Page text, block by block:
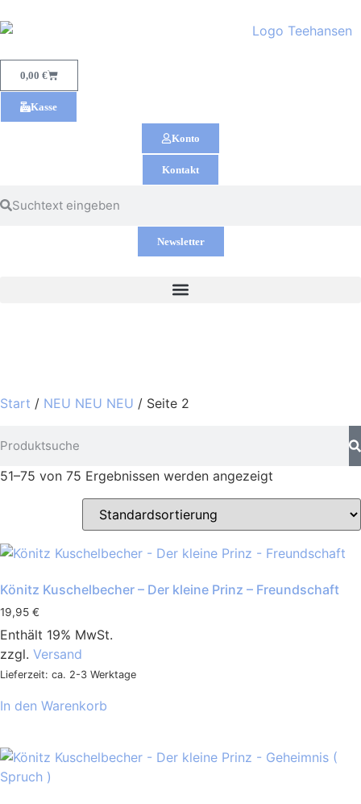
0,00 €
Kasse
Konto
Kontakt
Newsletter
Start / NEU NEU NEU / Seite 2
51–75 von 75 Ergebnissen werden angezeigt
Könitz Kuschelbecher – Der kleine Prinz – Freundschaft
19,95 €
Enthält 19% MwSt.
zzgl. Versand
Lieferzeit: ca. 2-3 Werktage
In den Warenkorb